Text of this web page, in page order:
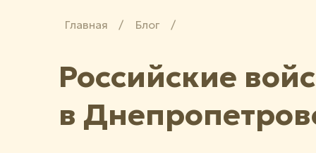
Российские
в
Главная / Блог /